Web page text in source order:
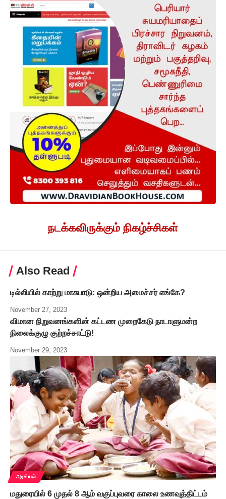
நடக்கவிருக்கும் நிகழ்ச்சிகள்
Also Read
டில்லியில் காற்று மாசுபாடு: ஒன்றிய அமைச்சர் எங்கே?
November 27, 2023
விமான நிறுவனங்களின் கட்டண முறைகேடு நாடாளுமன்ற
நிலைக்குழு குற்றச்சாட்டு!
November 29, 2023
அரசியல்
மதுரையில் 6 முதல் 8 ஆம் வகுப்புவரை காலை உணவுத்திட்டம்